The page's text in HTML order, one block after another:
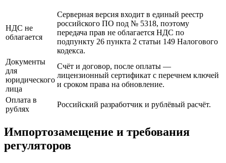
НДС не
облагается
Серверная версия входит в единый реестр
российского ПО под № 5318, поэтому
передача прав не облагается НДС по
подпункту 26 пункта 2 статьи 149 Налогового
кодекса.
Документы
для
юридического
лица
Счёт и договор, после оплаты —
лицензионный сертификат с перечнем ключей
и сроком права на обновление.
Оплата в
рублях
Российский разработчик и рублёвый расчёт.
Импортозамещение и требования
регуляторов